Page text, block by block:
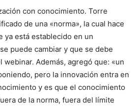
con conocimiento. Torre
de una «norma», la cual hace
ya está establecido en un
puede cambiar y que se debe
webinar. Además, agregó que: «un
pero la innovación entra en
y es que el conocimiento
de la norma, fuera del límite